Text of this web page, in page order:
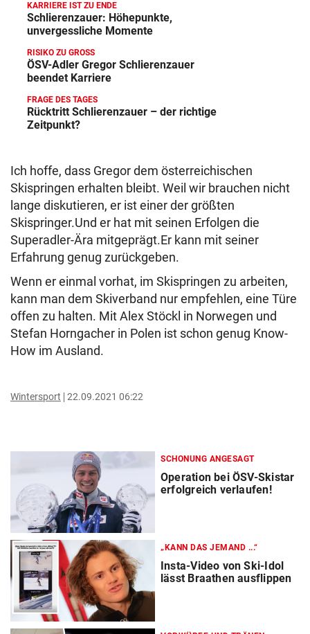
KARRIERE IST ZU ENDE
Schlierenzauer: Höhepunkte,
unvergessliche Momente
RISIKO ZU GROSS
ÖSV-Adler Gregor Schlierenzauer
beendet Karriere
FRAGE DES TAGES
Rücktritt Schlierenzauer – der richtige
Zeitpunkt?
Ich hoffe, dass Gregor dem österreichischen
Skispringen erhalten bleibt. Weil wir brauchen nicht
lange diskutieren, er ist einer der größten
Skispringer.Und er hat mit seinen Erfolgen die
Superadler-Ära mitgeprägt.Er kann mit seiner
Erfahrung genug zurückgeben.
Wenn er einmal vorhat, im Skispringen zu arbeiten,
kann man dem Skiverband nur empfehlen, eine Türe
offen zu halten. Mit Alex Stöckl in Norwegen und
Stefan Horngacher in Polen ist schon genug Know-
How im Ausland.
Wintersport 22.09.2021 06:22
SCHONUNG ANGESAGT
Operation bei ÖSV-Skistar
erfolgreich verlaufen!
„KANN DAS JEMAND ...“
Insta-Video von Ski-Idol
lässt Braathen ausflippen